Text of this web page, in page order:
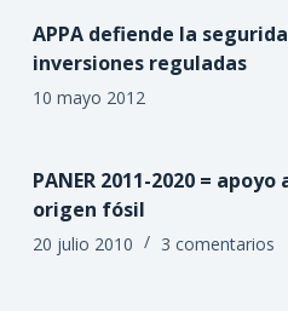
APPA defiende la
inversiones reguladas
10 mayo 2012
PANER 2011-2020 =
origen fósil
20 julio 2010 3 comentarios